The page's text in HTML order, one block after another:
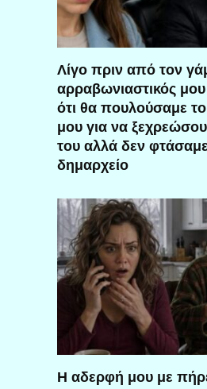
Λίγο πριν από τον
αρραβωνιαστικός
ότι θα πουλούσαμε
μου για να
του αλλά δεν
δημαρχείο
Η αδερφή μου με